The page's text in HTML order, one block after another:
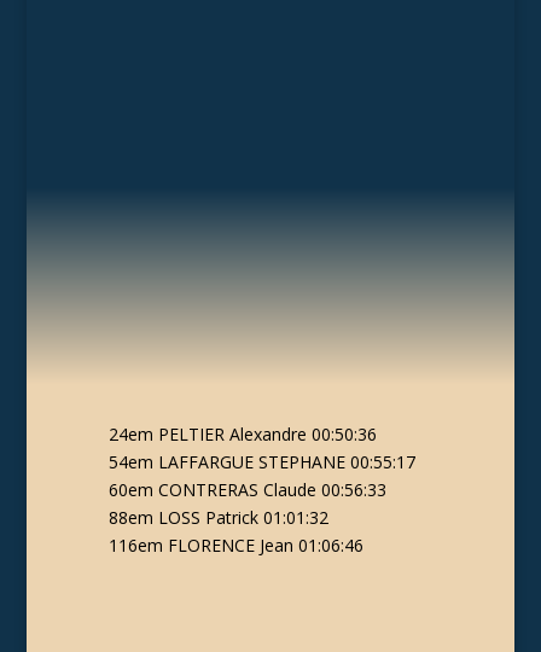
24em PELTIER Alexandre 00:50:36
54em LAFFARGUE STEPHANE 00:55:17
60em CONTRERAS Claude 00:56:33
88em LOSS Patrick 01:01:32
116em FLORENCE Jean 01:06:46